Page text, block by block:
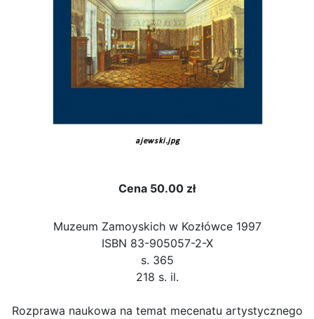
ajewski.jpg
Cena 50.00 zł
Muzeum Zamoyskich w Kozłówce 1997
ISBN 83-905057-2-X
s. 365
218 s. il.
Rozprawa naukowa na temat mecenatu artystycznego